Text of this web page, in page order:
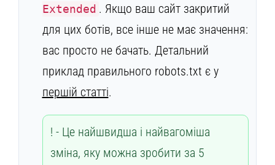
Extended . Якщо ваш сайт закритий
для цих ботів, все інше не має значення:
вас просто не бачать. Детальний
приклад правильного robots.txt є у
першій статті.
Це найшвидша і найвагоміша
зміна, яку можна зробити за 5